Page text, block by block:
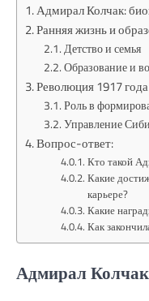
Адмирал Колчак:
Ранняя жизнь и
Детство и семья
Образование и
Революция 1917
Роль в
Управление
Вопрос-ответ:
Кто такой
Какие
карьере?
Какие
Как
Адмирал